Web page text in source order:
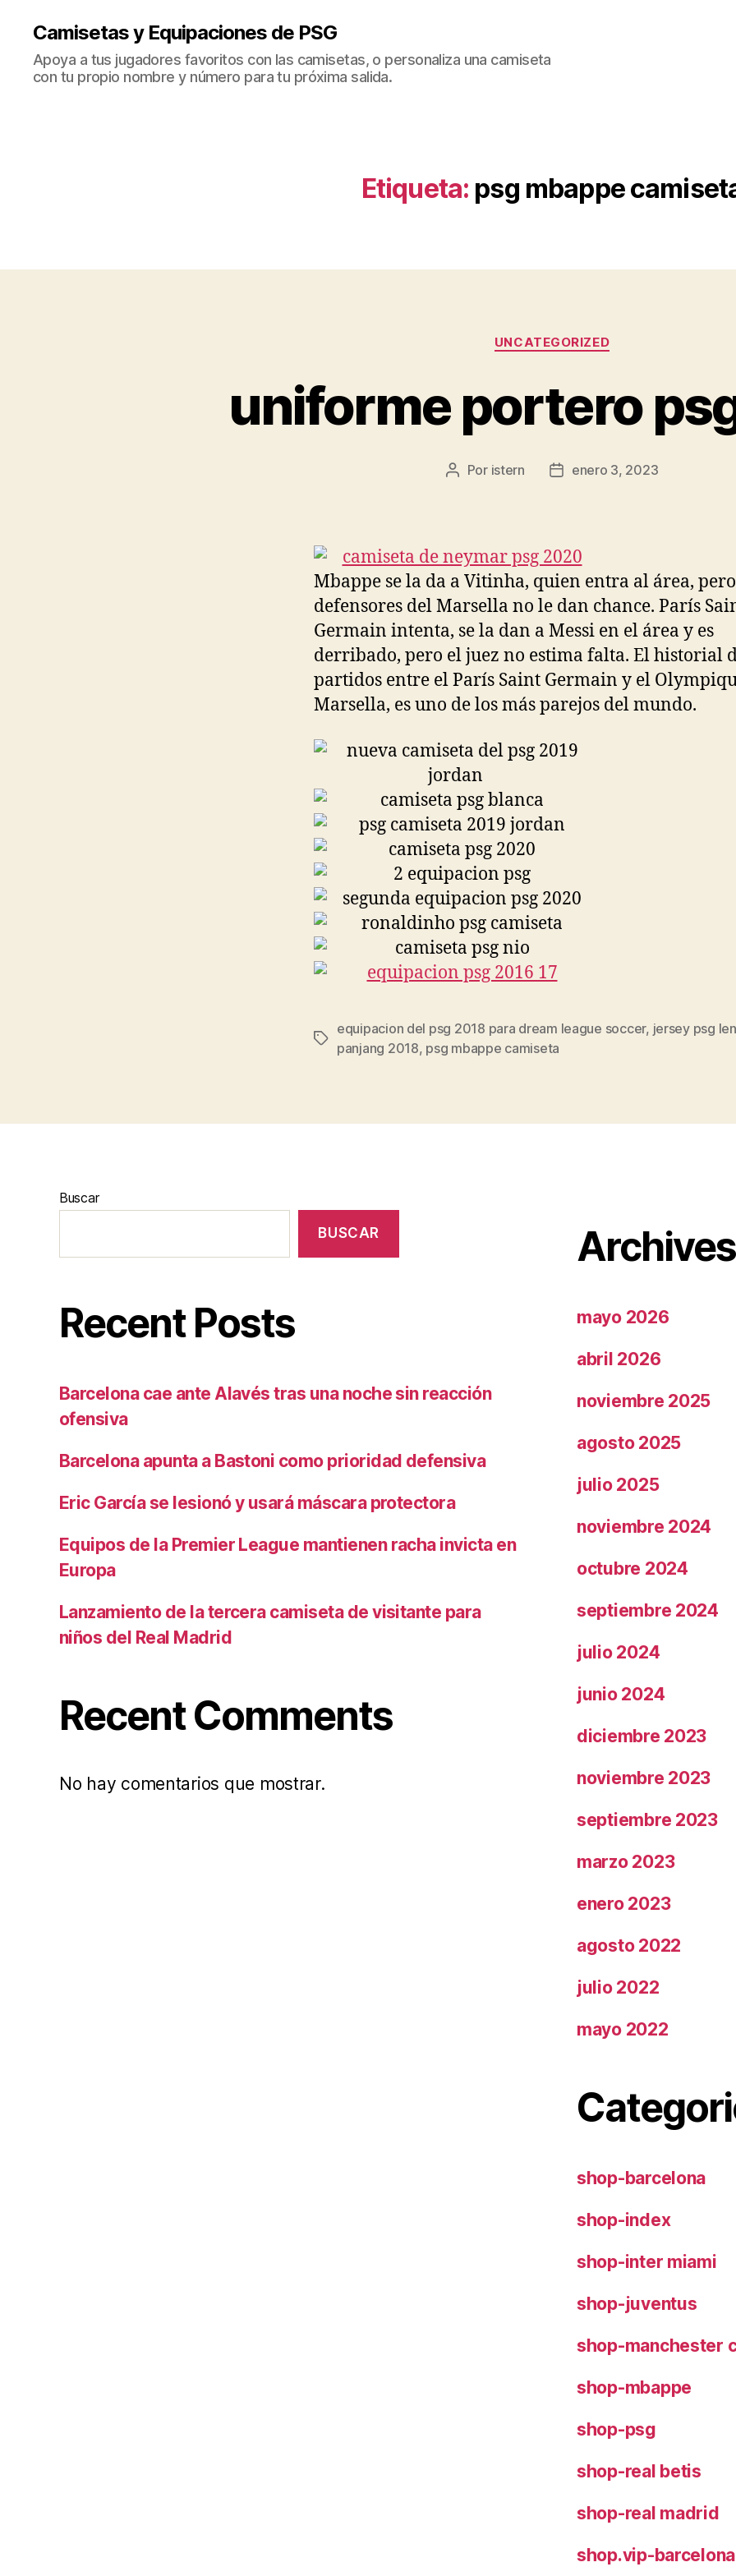
Camisetas y Equipaciones de PSG
Apoya a tus jugadores favoritos con las camisetas, o personaliza una camiseta
con tu propio nombre y número para tu próxima salida.
Etiqueta: psg mbappe
Categorías
UNCATEGORIZED
uniforme portero
Autor
Por istern
Fechaenero 3, 2023
Mbappe se la da a Vitinha, quien entra al área,
defensores del Marsella no le dan chance. París
Germain intenta, se la dan a Messi en el área y es
derribado, pero el juez no estima falta. El historial
partidos entre el París Saint Germain y el
Marsella, es uno de los más parejos del mundo.
Etiquetas
equipacion del psg 2018 para dream league soccer, jersey psg
panjang 2018, psg mbappe camiseta
Buscar
BUSCAR
Recent Posts
Barcelona cae ante Alavés tras una noche sin reacción
ofensiva
Barcelona apunta a Bastoni como prioridad defensiva
Eric García se lesionó y usará máscara protectora
Equipos de la Premier League mantienen racha invicta en
Europa
Lanzamiento de la tercera camiseta de visitante para
niños del Real Madrid
Recent Comments
No hay comentarios que mostrar.
Archives
mayo 2026
abril 2026
noviembre 2025
agosto 2025
julio 2025
noviembre 2024
octubre 2024
septiembre 2024
julio 2024
junio 2024
diciembre 2023
noviembre 2023
septiembre 2023
marzo 2023
enero 2023
agosto 2022
julio 2022
mayo 2022
shop-barcelona
shop-index
shop-inter miami
shop-juventus
shop-manchester
shop-mbappe
shop-psg
shop-real betis
shop-real madrid
shop.vip-barcelona